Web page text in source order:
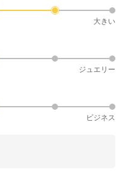
大きい
ジュエリー
ビジネス